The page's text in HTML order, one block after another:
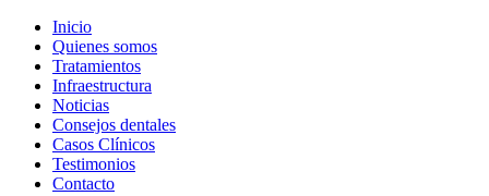
Inicio
Quienes somos
Tratamientos
Infraestructura
Noticias
Consejos dentales
Casos Clínicos
Testimonios
Contacto